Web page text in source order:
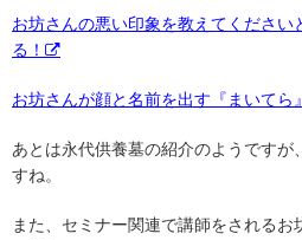
お坊さんの悪い印象を教えてくださ
る！
お坊さんが顔と名前を出す『まいてら
あとは永代供養墓の紹介のようですが
すね。
また、セミナー関連で講師をされる